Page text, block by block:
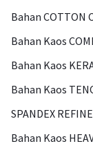
Bahan COTTON
Bahan Kaos
Bahan Kaos
Bahan Kaos
SPANDEX
Bahan Kaos